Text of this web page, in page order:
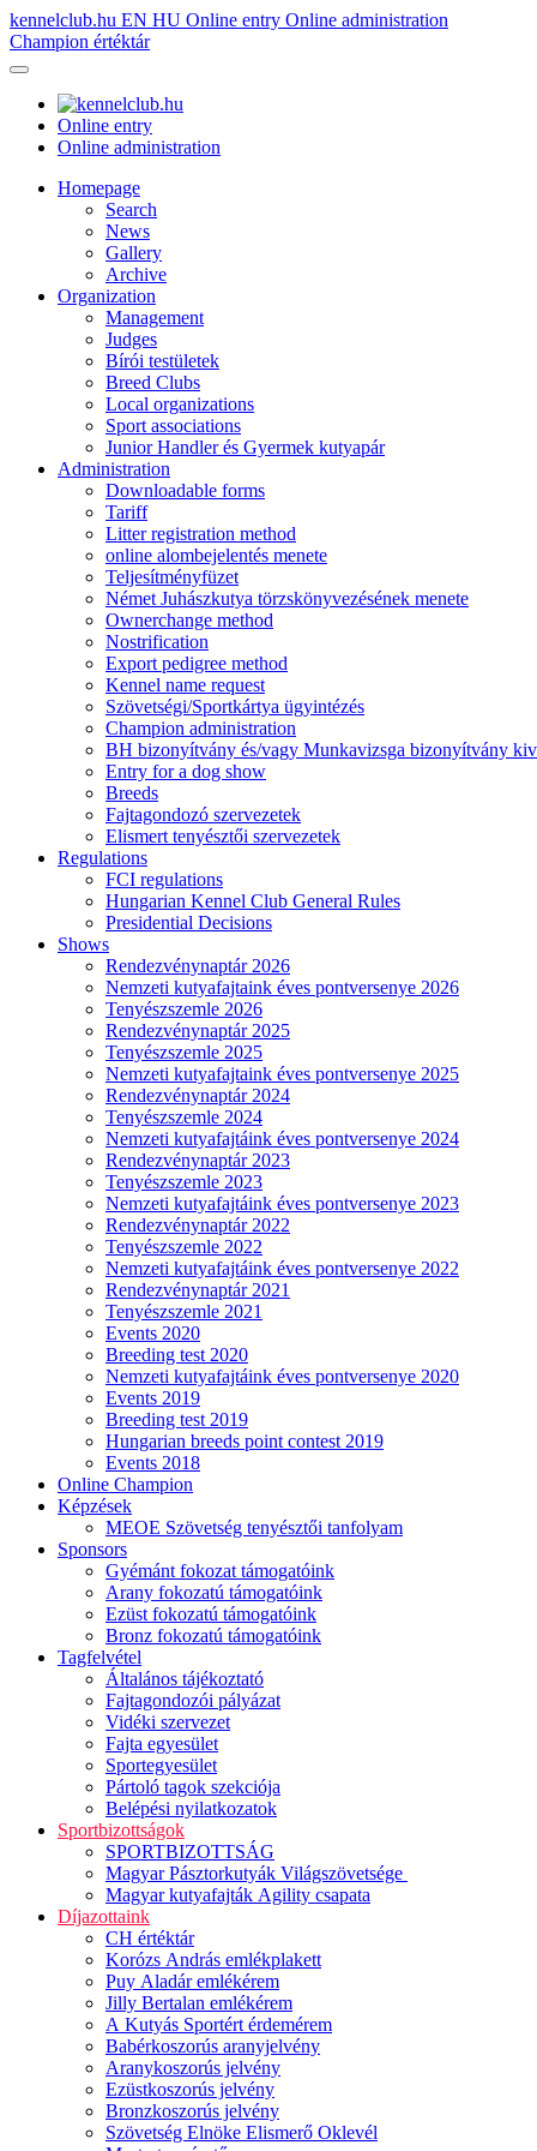
kennelclub.hu EN HU Online entry Online administration
Champion értéktár
Online entry
Online administration
Homepage
Search
News
Gallery
Archive
Organization
Management
Judges
Bírói testületek
Breed Clubs
Local organizations
Sport associations
Junior Handler és Gyermek kutyapár
Administration
Downloadable forms
Tariff
Litter registration method
online alombejelentés menete
Teljesítményfüzet
Német Juhászkutya törzskönyvezésének menete
Ownerchange method
Nostrification
Export pedigree method
Kennel name request
Szövetségi/Sportkártya ügyintézés
Champion administration
BH bizonyítvány és/vagy Munkavizsga bizonyítvány
Entry for a dog show
Breeds
Fajtagondozó szervezetek
Elismert tenyésztői szervezetek
Regulations
FCI regulations
Hungarian Kennel Club General Rules
Presidential Decisions
Shows
Rendezvénynaptár 2026
Nemzeti kutyafajtaink éves pontversenye 2026
Tenyészszemle 2026
Rendezvénynaptár 2025
Tenyészszemle 2025
Nemzeti kutyafajtaink éves pontversenye 2025
Rendezvénynaptár 2024
Tenyészszemle 2024
Nemzeti kutyafajtáink éves pontversenye 2024
Rendezvénynaptár 2023
Tenyészszemle 2023
Nemzeti kutyafajtáink éves pontversenye 2023
Rendezvénynaptár 2022
Tenyészszemle 2022
Nemzeti kutyafajtáink éves pontversenye 2022
Rendezvénynaptár 2021
Tenyészszemle 2021
Events 2020
Breeding test 2020
Nemzeti kutyafajtáink éves pontversenye 2020
Events 2019
Breeding test 2019
Hungarian breeds point contest 2019
Events 2018
Online Champion
Képzések
MEOE Szövetség tenyésztői tanfolyam
Sponsors
Gyémánt fokozat támogatóink
Arany fokozatú támogatóink
Ezüst fokozatú támogatóink
Bronz fokozatú támogatóink
Tagfelvétel
Általános tájékoztató
Fajtagondozói pályázat
Vidéki szervezet
Fajta egyesület
Sportegyesület
Pártoló tagok szekciója
Belépési nyilatkozatok
Sportbizottságok
SPORTBIZOTTSÁG
Magyar Pásztorkutyák Világszövetsége
Magyar kutyafajták Agility csapata
Díjazottaink
CH értéktár
Korózs András emlékplakett
Puy Aladár emlékérem
Jilly Bertalan emlékérem
A Kutyás Sportért érdemérem
Babérkoszorús aranyjelvény
Aranykoszorús jelvény
Ezüstkoszorús jelvény
Bronzkoszorús jelvény
Szövetség Elnöke Elismerő Oklevél